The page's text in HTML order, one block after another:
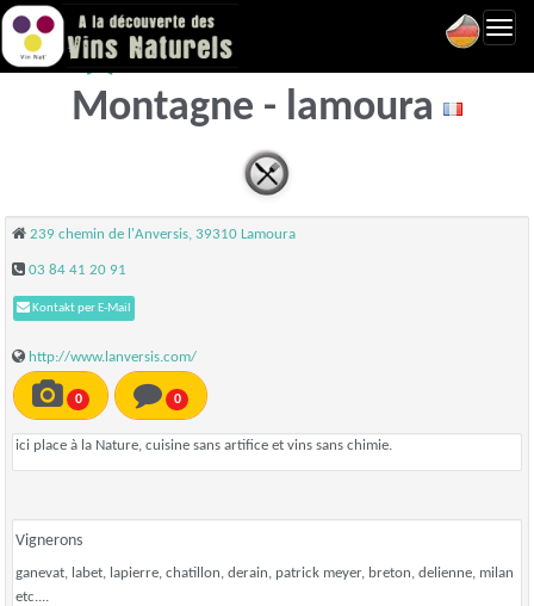
L'Anversis Table de
Montagne - lamoura
239 chemin de l'Anversis, 39310 Lamoura
03 84 41 20 91
Kontakt per E-Mail
http://www.lanversis.com/
0 0
ici place à la Nature, cuisine sans artifice et vins sans chimie.
Vignerons
ganevat, labet, lapierre, chatillon, derain, patrick meyer, breton, delienne, milan
etc....